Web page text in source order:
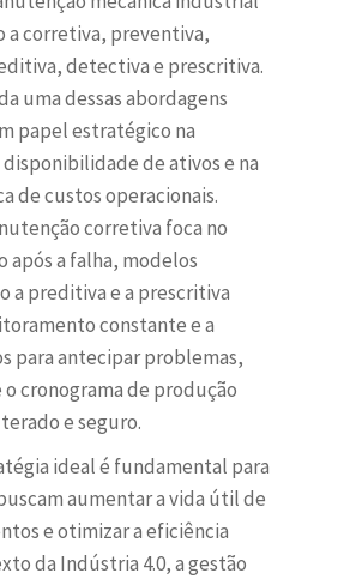
a corretiva, preventiva,
detectiva e prescritiva.
uma dessas abordagens
papel estratégico na
de ativos e na
de custos operacionais.
corretiva foca no
após a falha, modelos
a preditiva e a prescritiva
constante e a
para antecipar problemas,
cronograma de produção
e seguro.
ideal é fundamental para
aumentar a vida útil de
e otimizar a eficiência
da Indústria 4.0, a gestão